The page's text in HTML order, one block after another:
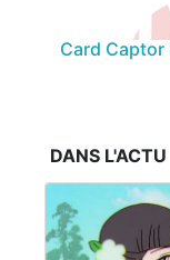
Card Captor
DANS L'ACTU